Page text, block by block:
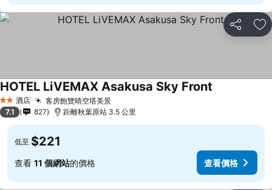
分享 放
2 星級酒店 客房飽覽晴空塔美景
HOTEL LiVEMAX Asakusa Sky Front
7.1 827 距離秋葉原站 3.5 公里
低至 $221
查看 11 個網站的價格 查看價格